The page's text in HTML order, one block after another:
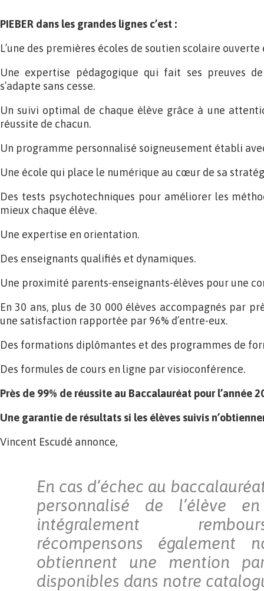
PIEBER dans les grandes lignes c’est :
L’une des premières écoles de soutien scolaire ouverte
Une expertise pédagogique qui fait ses preuves
s’adapte sans cesse.
Un suivi optimal de chaque élève grâce à une
réussite de chacun.
Un programme personnalisé soigneusement établi
Une école qui place le numérique au cœur de sa
Des tests psychotechniques pour améliorer les
mieux chaque élève.
Une expertise en orientation.
Des enseignants qualifiés et dynamiques.
Une proximité parents-enseignants-élèves pour une
En 30 ans, plus de 30 000 élèves accompagnés par
une satisfaction rapportée par 96% d’entre-eux.
Des formations diplômantes et des programmes de
Des formules de cours en ligne par visioconférence.
Près de 99% de réussite au Baccalauréat pour l’année
Une garantie de résultats si les élèves suivis
Vincent Escudé annonce,
En cas d’échec au
personnalisé de l’élève
intégralement
récompensons également
obtiennent une mention
disponibles dans notre